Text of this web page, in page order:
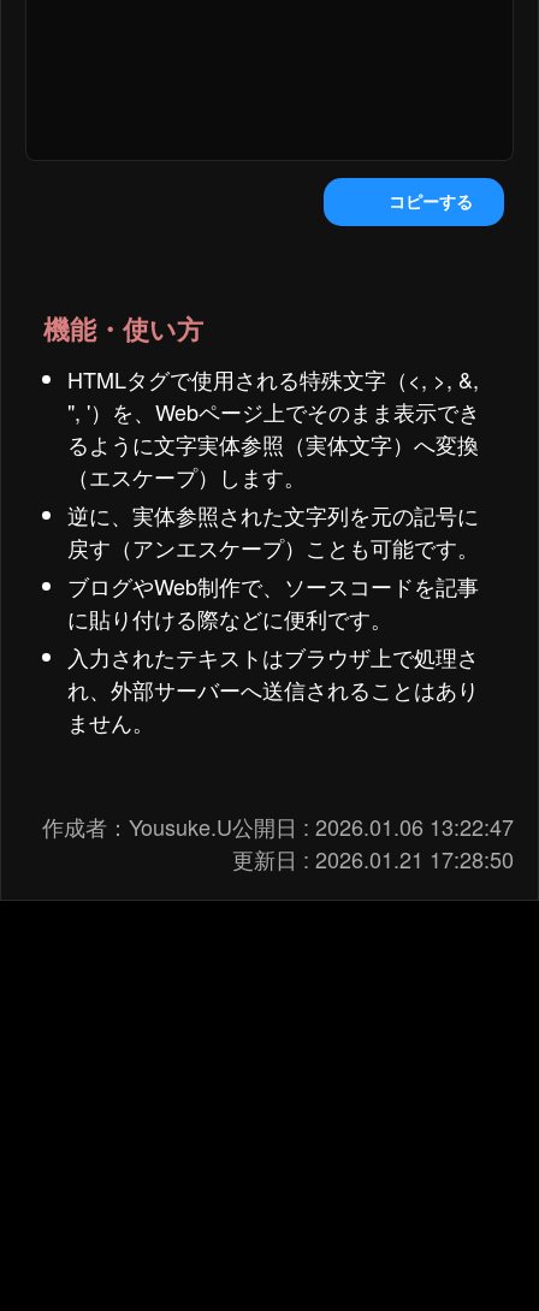
コピーする
機能・使い方
HTMLタグで使用される特殊文字（<, >, &,
", '）を、Webページ上でそのまま表示でき
るように文字実体参照（実体文字）へ変換
（エスケープ）します。
逆に、実体参照された文字列を元の記号に
戻す（アンエスケープ）ことも可能です。
ブログやWeb制作で、ソースコードを記事
に貼り付ける際などに便利です。
入力されたテキストはブラウザ上で処理さ
れ、外部サーバーへ送信されることはあり
ません。
作成者： Yousuke.U公開日 : 2026.01.06 13:22:47
更新日 : 2026.01.21 17:28:50